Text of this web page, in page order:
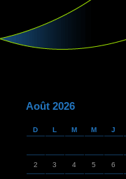
Août 2026
D L M M J
2 3 4 5 6